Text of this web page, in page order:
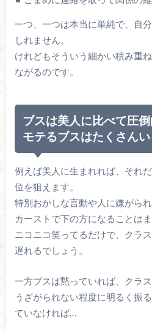
一つ、一つは本当に単純で、自
しれません。
けれどもそういう細かい積み重
ながるのです。
ブスは美人に比べて圧
モテるブスはたくさんい
例えば美人に生まれれば、それ
位を狙えます。
特別おかしな言動や人に嫌がら
カーストで下の方になることはま
ニコニコ笑ってるだけで、クラ
遅れるでしょう。
一方ブスは黙っていれば、クラ
うざがられない程度に明るく振
ていなければ…